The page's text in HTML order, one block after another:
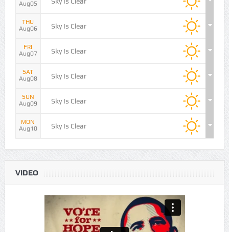
WED
Aug05
Sky Is Clear
THU
Aug06
Sky Is Clear
FRI
Aug07
Sky Is Clear
SAT
Aug08
Sky Is Clear
SUN
Aug09
Sky Is Clear
Aug10
Sky Is Clear